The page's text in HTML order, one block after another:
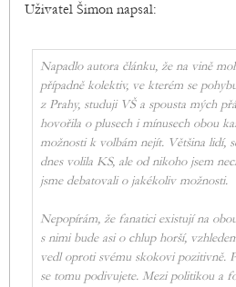
Uživatel Šimon napsal:
Napadlo autora článku, že na vině
případně kolektiv, ve kterém se
z Prahy, studuji VŠ a spousta mých
hovořila o plusech i mínusech obou
možnosti k volbám nejít. Většina lidí,
dnes volila KS, ale od nikoho jsem
jsme debatovali o jakékoliv možnosti.
Nepopírám, že fanatici existují na
s nimi bude asi o chlup horší,
vedl oproti svému skokovi pozitivně.
se tomu podivujete. Mezi politikou a